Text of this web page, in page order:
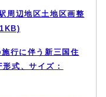
周辺地区土地区画整
行に伴う新三国住
式、サイズ：